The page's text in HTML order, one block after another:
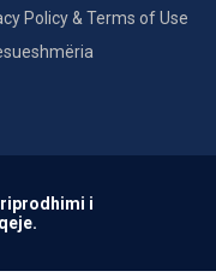
Policy & Terms of Use
riprodhimi i